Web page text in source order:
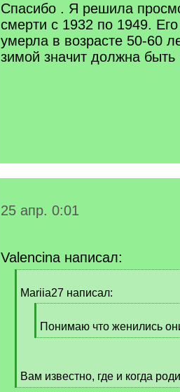
Спасибо . Я решила
смерти с 1932 по 1949.
умерла в возрасте 50-60
зимой значит должна быть
25 апр. 0:01
Valencina написал:
q
Mariia27 написал:
q
]
Понимаю что женились
[
]
Вам известно, где и когда
[